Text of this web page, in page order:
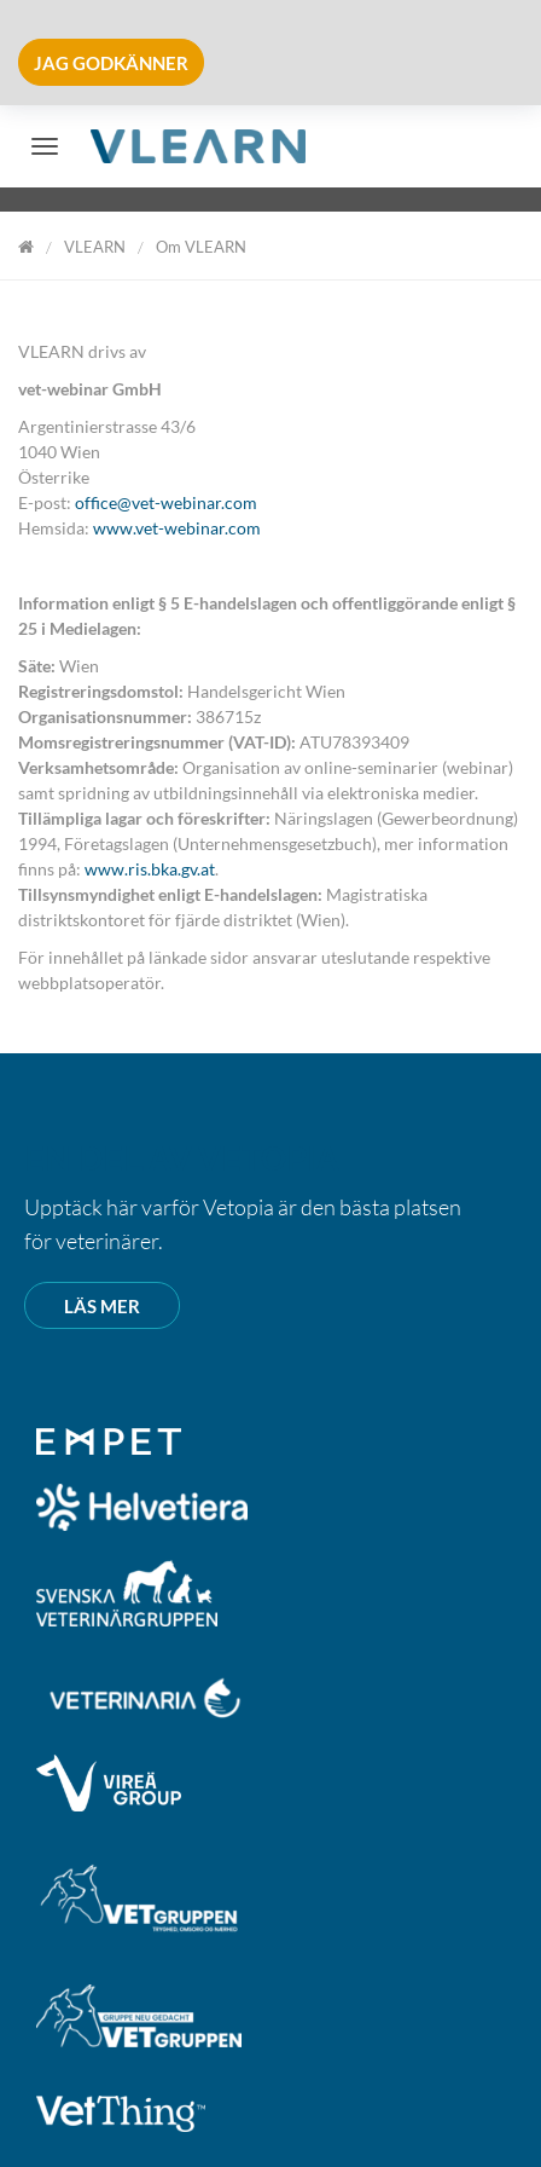
JAG GODKÄNNER
Växla navigering
VLEARN Om VLEARN
VLEARN drivs av
vet-webinar GmbH
Argentinierstrasse 43/6
1040 Wien
Österrike
E-post: office@vet-webinar.com
Hemsida: www.vet-webinar.com
Information enligt § 5 E-handelslagen och offentliggörande enligt §
25 i Medielagen:
Säte: Wien
Registreringsdomstol: Handelsgericht Wien
Organisationsnummer: 386715z
Momsregistreringsnummer (VAT-ID): ATU78393409
Verksamhetsområde: Organisation av online-seminarier (webinar)
samt spridning av utbildningsinnehåll via elektroniska medier.
Tillämpliga lagar och föreskrifter: Näringslagen (Gewerbeordnung)
1994, Företagslagen (Unternehmensgesetzbuch), mer information
finns på: www.ris.bka.gv.at.
Tillsynsmyndighet enligt E-handelslagen: Magistratiska
distriktskontoret för fjärde distriktet (Wien).
För innehållet på länkade sidor ansvarar uteslutande respektive
webbplatsoperatör.
Upptäck här varför Vetopia är den bästa platsen
för veterinärer.
LÄS MER